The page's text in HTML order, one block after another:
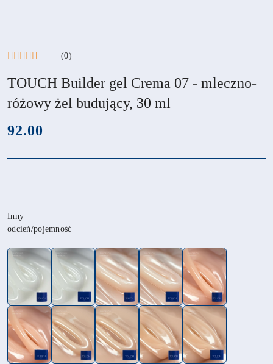
(0)
TOUCH Builder gel Crema 07 - mleczno-
różowy żel budujący, 30 ml
cena:
92.00
Wariant
Inny
odcień/pojemność